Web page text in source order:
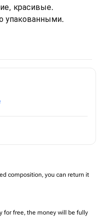
красивые.
упакованными.
composition, you can return it
for free, the money will be fully